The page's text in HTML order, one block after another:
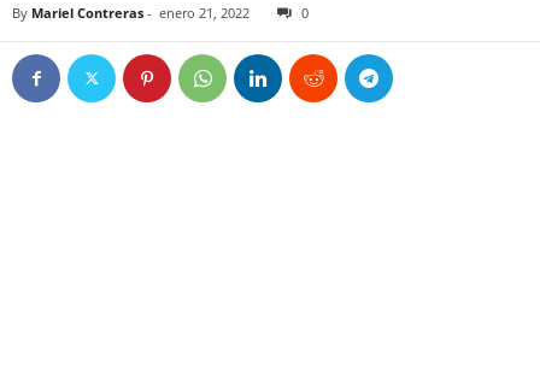
By Mariel Contreras - enero 21, 2022 0